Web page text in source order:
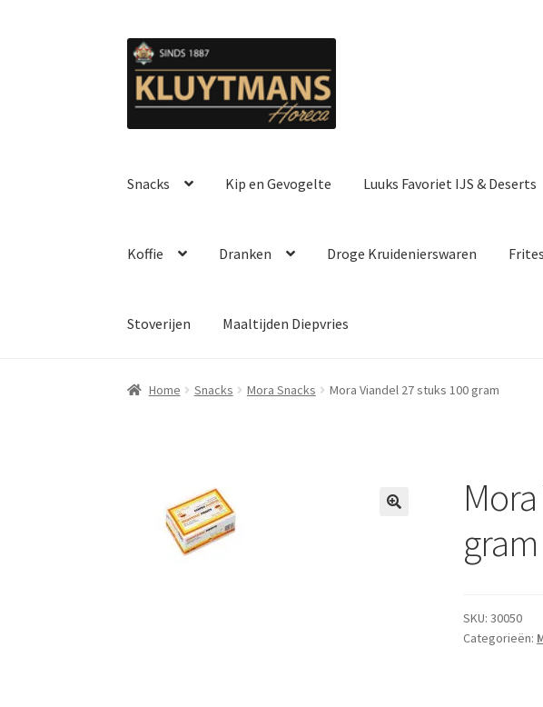
Ga
door
naar
Ga
naar
de
Snacks Kip en Gevogelte Luuks Favoriet IJS & Deserts
Koffie Dranken Droge Kruidenierswaren Frites
Stoverijen Maaltijden Diepvries
Home Snacks Mora Snacks Mora Viandel 27 stuks 100 gram
gram
SKU:30050
Categorieën: